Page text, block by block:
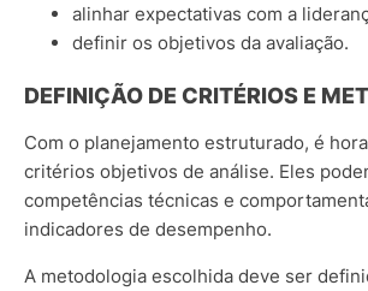
alinhar expectativas com a
definir os objetivos da avaliação.
DEFINIÇÃO DE CRITÉRIOS E
Com o planejamento estruturado, é
critérios objetivos de análise. Eles
competências técnicas e
indicadores de desempenho.
A metodologia escolhida deve ser